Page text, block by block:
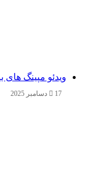
ویدئو مپینگ های
17 دسامبر 2025